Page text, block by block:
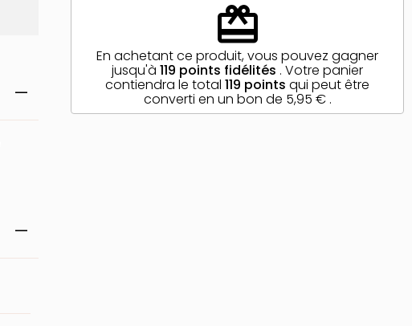
redeem
En achetant ce produit, vous pouvez gagner
jusqu'à119 points fidélités . Votre panier
contiendra le total119 points qui peut être
converti en un bon de 5,95 €.